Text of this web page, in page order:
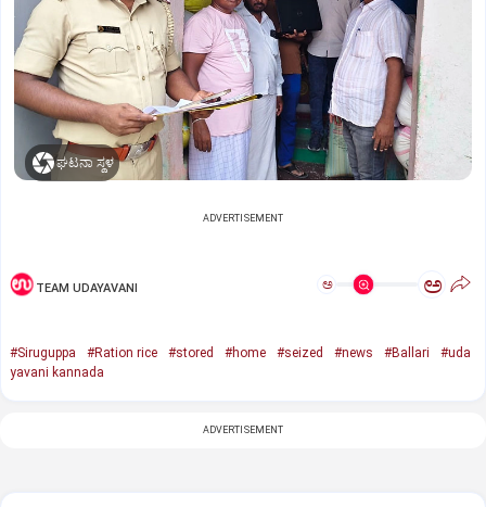
ಘಟನಾ ಸ್ಥಳ
ADVERTISEMENT
TEAM UDAYAVANI ಅ ಅ
#Siruguppa #Ration rice #stored #home #seized #news #Ballari
#uda
yavani kannada
ADVERTISEMENT